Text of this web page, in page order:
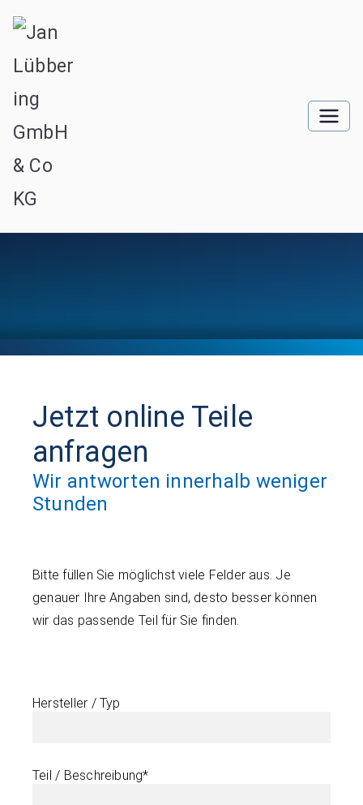
Jetzt online Teile
anfragen
Wir antworten innerhalb weniger
Stunden
Bitte füllen Sie möglichst viele Felder aus. Je
genauer Ihre Angaben sind, desto besser können
wir das passende Teil für Sie finden.
Hersteller / Typ
Teil / Beschreibung*